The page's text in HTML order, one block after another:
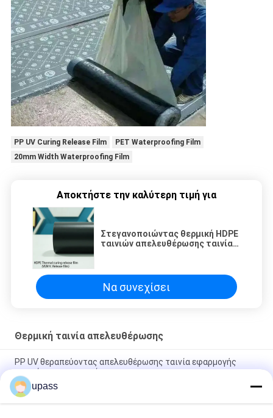
PP UV Curing Release Film
PET Waterproofing Film
20mm Width Waterproofing Film
Αποκτήστε την καλύτερη τιμή για
Στεγανοποιώντας θερμική HDPE
ταινιών απελευθέρωσης ταινία
Να συνεχίσει
Θερμική ταινία απελευθέρωσης
PP UV θεραπεύοντας απελευθέρωσης ταινία εφαρμογής
ταινιών στεγανοποιώντας
Της PET UV θεραπεύοντας απελευθέρωσης ταινία
εφαρμογής ταινιών στεγανοποιώντας
upass